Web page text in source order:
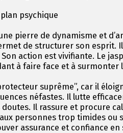
psychique
pierre de dynamisme et
de structurer son esprit.
Son action est vivifiante. Le
à faire face et à surmonter
suprême”, car il
néfastes. Il lutte
doutes. Il rassure et procure
personnes trop timides ou
assurance et confiance en